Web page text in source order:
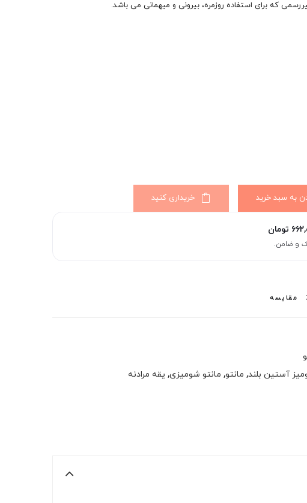
که برای استفاده روزمره، بیرونی و میهمانی می باشد.
به سبد خرید خریداری کنید
تومان
مقایسه
آستین بلند, مانتو, مانتو شومیزی, یقه مرادنه